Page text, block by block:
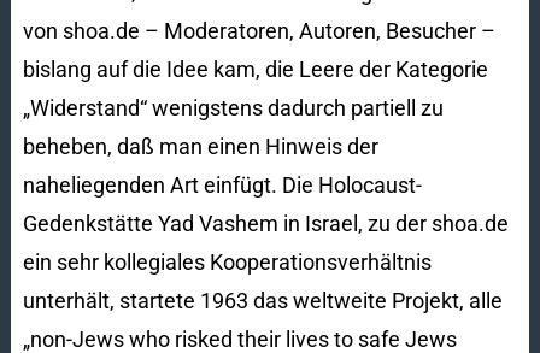
von shoa.de – Moderatoren, Autoren, Besucher –
bislang auf die Idee kam, die Leere der Kategorie
„Widerstand“ wenigstens dadurch partiell zu
beheben, daß man einen Hinweis der
naheliegenden Art einfügt. Die Holocaust-
Gedenkstätte Yad Vashem in Israel, zu der shoa.de
ein sehr kollegiales Kooperationsverhältnis
unterhält, startete 1963 das weltweite Projekt, alle
„non-Jews who risked their lives to safe Jews